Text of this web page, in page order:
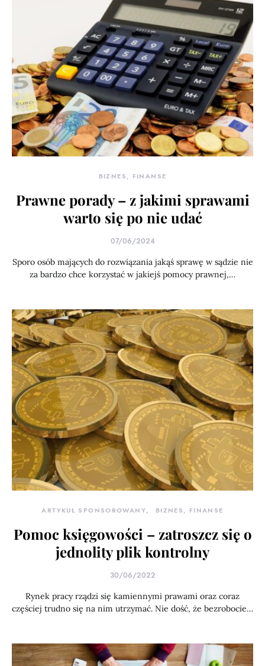
BIZNES, FINANSE
Prawne porady – z jakimi sprawami
warto się po nie udać
07/06/2024
Sporo osób mających do rozwiązania jakąś sprawę w sądzie nie
za bardzo chce korzystać w jakiejś pomocy prawnej,…
ARTYKUŁ SPONSOROWANY BIZNES, FINANSE
Pomoc księgowości – zatroszcz się o
jednolity plik kontrolny
30/06/2022
Rynek pracy rządzi się kamiennymi prawami oraz coraz
częściej trudno się na nim utrzymać. Nie dość, że bezrobocie…